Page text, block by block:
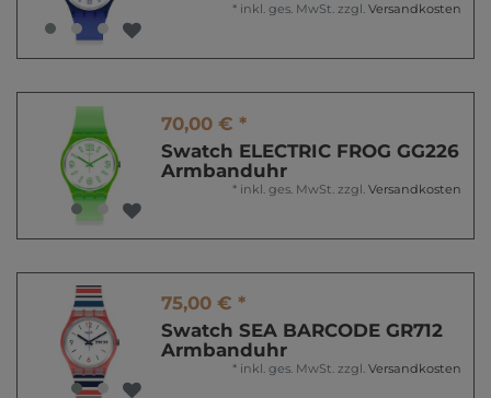
* inkl. ges. MwSt. zzgl. Versandkosten
70,00 € *
Swatch ELECTRIC FROG GG226
Armbanduhr
* inkl. ges. MwSt. zzgl. Versandkosten
75,00 € *
Swatch SEA BARCODE GR712
Armbanduhr
* inkl. ges. MwSt. zzgl. Versandkosten